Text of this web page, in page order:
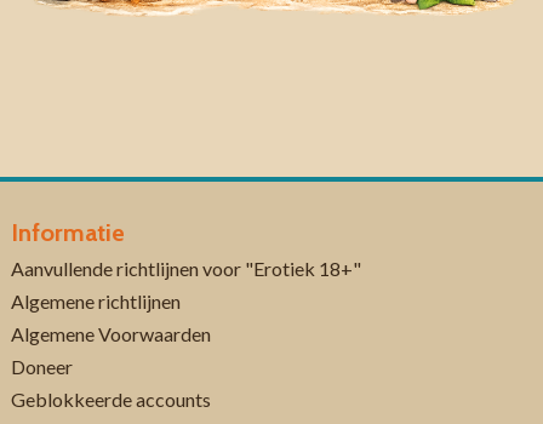
Informatie
Aanvullende richtlijnen voor "Erotiek 18+"
Algemene richtlijnen
Algemene Voorwaarden
Doneer
Geblokkeerde accounts